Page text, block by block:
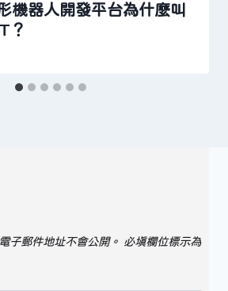
機器人開發平台為什麼叫
？
子郵件地址不會公開。 必填欄位標示為